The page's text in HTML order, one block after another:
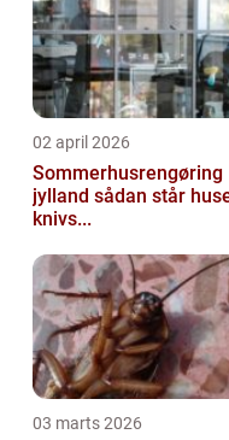
02 april 2026
Sommerhusrengøring
jylland sådan står huset
knivs...
03 marts 2026